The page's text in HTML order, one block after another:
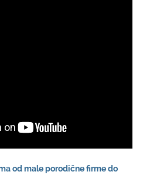
od male porodične firme do